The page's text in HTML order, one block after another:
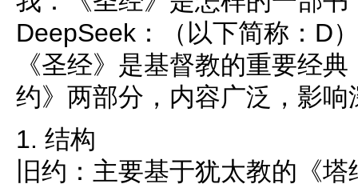
DeepSeek：（以下简称：D）
《圣经》是基督教的重要经
约》两部分，内容广泛，影响
1. 结构
旧约：主要基于犹太教的《